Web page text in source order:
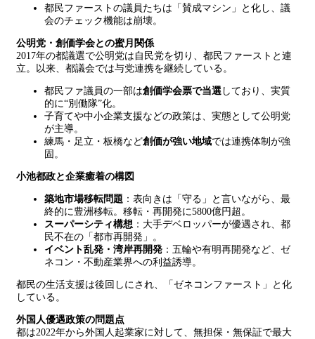
都民ファーストの議員たちは「賛成マシン」と化し、議
会のチェック機能は崩壊。
公明党・創価学会との蜜月関係
2017年の都議選で公明党は自民党を切り、都民ファーストと連
立。以来、都議会では与党連携を継続している。
都民ファ議員の一部は創価学会票で当選 しており、実質
的に“別働隊”化。
子育てや中小企業支援などの政策は、実態として公明党
が主導。
練馬・足立・板橋など創価が強い地域では連携体制が強
固。
小池都政と企業癒着の構図
築地市場移転問題 ：表向きは「守る」と言いながら、最
終的に豊洲移転。移転・再開発に5800億円超。
スーパーシティ構想 ：大手デベロッパーが優遇され、都
民不在の「都市再開発」。
イベント乱発・湾岸再開発 ：五輪や有明再開発など、ゼ
ネコン・不動産業界への利益誘導。
都民の生活支援は後回しにされ、「ゼネコンファースト」と化
している。
外国人優遇政策の問題点
都は2022年から外国人起業家に対して、無担保・無保証で最大